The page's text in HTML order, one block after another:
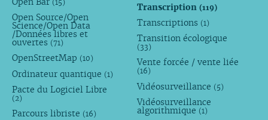
(15)
Open Source/Open
Science/Open Data
/Données libres et
ouvertes (71)
OpenStreetMap (10)
Ordinateur quantique (1)
Pacte du Logiciel Libre
(2)
Parcours libriste (16)
Transcription(119)
Transcriptions (1)
Transition écologique
(33)
Vente forcée / vente liée
(16)
Vidéosurveillance (5)
Vidéosurveillance
algorithmique (1)